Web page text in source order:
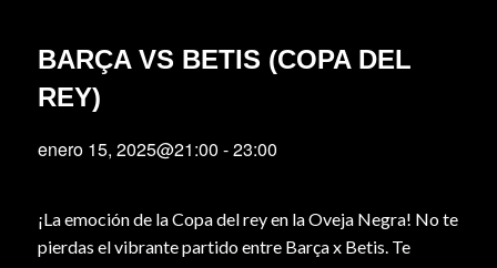
BARÇA VS BETIS (COPA DEL
REY)
enero 15, 2025@21:00 -23:00
¡La emoción de la Copa del rey en la Oveja Negra! No te
pierdas el vibrante partido entre Barça x Betis. Te